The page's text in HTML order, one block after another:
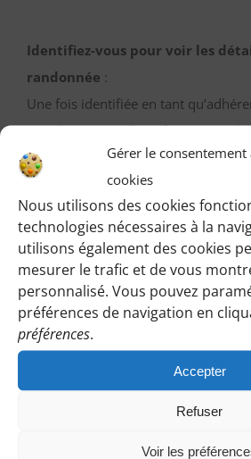
Gérer le consentement
cookies
Nous utilisons des cookies
technologies nécessaires à la
utilisons également des cookies
mesurer le trafic et de vous
personnalisé. Vous pouvez
préférences de navigation en
préférences.
Accepter
Refuser
Voir les
Identifiez-vous pour voir les
randonnée :
Une fois identifiée en tant
accéder à toutes les informations
horaires, lieux, etc.
M’IDENTIFIER
Vous pouvez participer
randonnées d’essai sans
choix en laissant vos coordonnées